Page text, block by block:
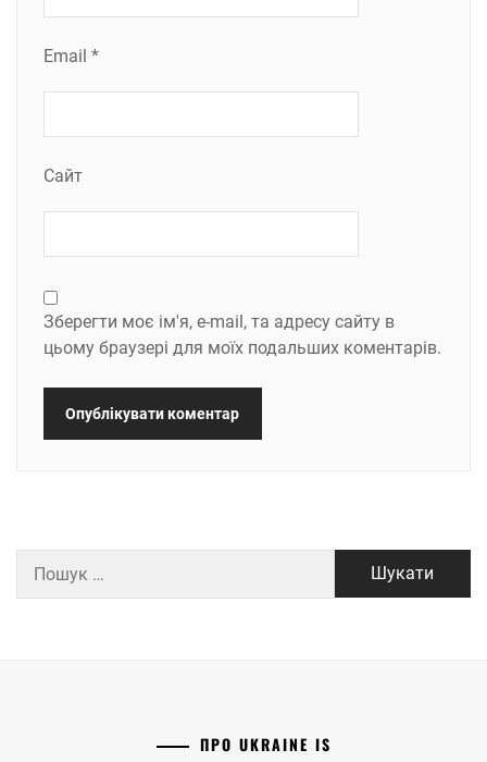
Email *
Сайт
Зберегти моє ім'я, e-mail, та адресу сайту в
цьому браузері для моїх подальших коментарів.
ПРО UKRAINE IS